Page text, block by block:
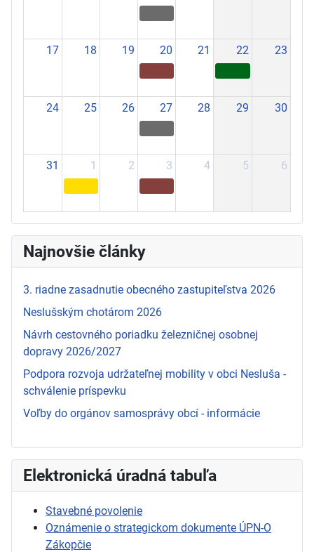
17 18 19 20 21 22 23
24 25 26 27 28 29 30
31 1 2 3 4 5 6
Najnovšie články
3. riadne zasadnutie obecného zastupiteľstva 2026
Neslušským chotárom 2026
Návrh cestovného poriadku železničnej osobnej
dopravy 2026/2027
Podpora rozvoja udržateľnej mobility v obci Nesluša -
schválenie príspevku
Voľby do orgánov samosprávy obcí - informácie
Elektronická úradná tabuľa
Stavebné povolenie
Oznámenie o strategickom dokumente ÚPN-O
Zákopčie